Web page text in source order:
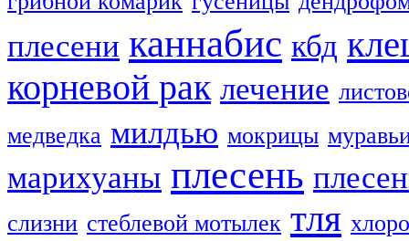
плесени каннабис кбд
корневой рак лечение
медведка милдью мокрицы
марихуаны плесень
слизни стеблевой мотылек тля